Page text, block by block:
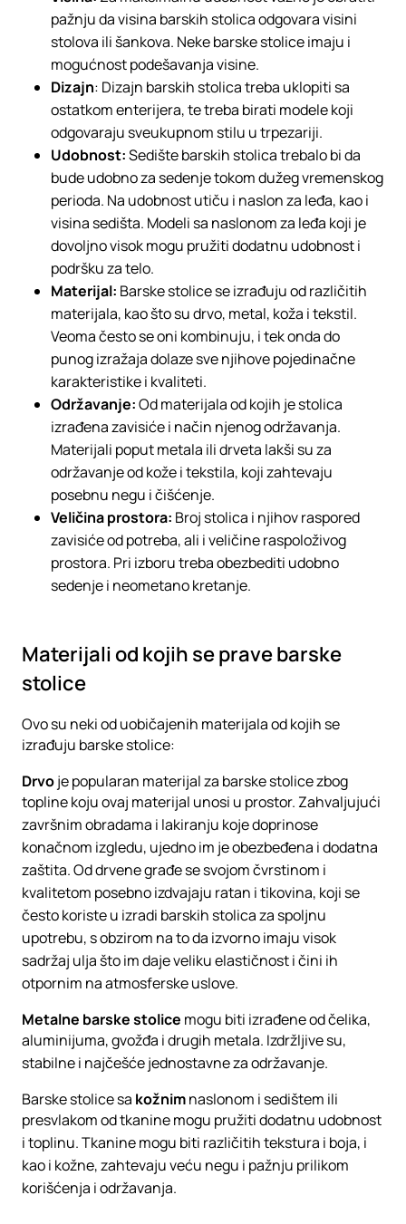
pažnju da visina barskih stolica odgovara visini
stolova ili šankova. Neke barske stolice imaju i
mogućnost podešavanja visine.
Dizajn: Dizajn barskih stolica treba uklopiti sa
ostatkom enterijera, te treba birati modele koji
odgovaraju sveukupnom stilu u trpezariji.
Udobnost:Sedište barskih stolica trebalo bi da
bude udobno za sedenje tokom dužeg vremenskog
perioda. Na udobnost utiču i naslon za leđa, kao i
visina sedišta. Modeli sa naslonom za leđa koji je
dovoljno visok mogu pružiti dodatnu udobnost i
podršku za telo.
Materijal: Barske stolice se izrađuju od različitih
materijala, kao što su drvo, metal, koža i tekstil.
Veoma često se oni kombinuju, i tek onda do
punog izražaja dolaze sve njihove pojedinačne
karakteristike i kvaliteti.
Održavanje:Od materijala od kojih je stolica
izrađena zavisiće i način njenog održavanja.
Materijali poput metala ili drveta lakši su za
održavanje od kože i tekstila, koji zahtevaju
posebnu negu i čišćenje.
Veličina prostora: Broj stolica i njihov raspored
zavisiće od potreba, ali i veličine raspoloživog
prostora. Pri izboru treba obezbediti udobno
sedenje i neometano kretanje.
Materijali od kojih se prave barske
stolice
Ovo su neki od uobičajenih materijala od kojih se
izrađuju barske stolice:
Drvoje popularan materijal za barske stolice zbog
topline koju ovaj materijal unosi u prostor. Zahvaljujući
završnim obradama i lakiranju koje doprinose
konačnom izgledu, ujedno im je obezbeđena i dodatna
zaštita. Od drvene građe se svojom čvrstinom i
kvalitetom posebno izdvajaju ratan i tikovina, koji se
često koriste u izradi barskih stolica za spoljnu
upotrebu, s obzirom na to da izvorno imaju visok
sadržaj ulja što im daje veliku elastičnost i čini ih
otpornim na atmosferske uslove.
Metalne barske stolice mogu biti izrađene od čelika,
aluminijuma, gvožđa i drugih metala. Izdržljive su,
stabilne i najčešće jednostavne za održavanje.
Barske stolice sa kožnimnaslonom i sedištem ili
presvlakom od tkanine mogu pružiti dodatnu udobnost
i toplinu. Tkanine mogu biti različitih tekstura i boja, i
kao i kožne, zahtevaju veću negu i pažnju prilikom
korišćenja i održavanja.